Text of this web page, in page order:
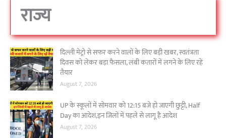
राज्य
दिल्ली मेट्रो से सफर करने वालों के लिए बड़ी खबर, स्वतंत्रता
दिवस को लेकर बड़ा फैसला, लंबी कतारों में लगने के लिए रहें
तैयार
August 7, 2026
UP के स्कूलों में सोमवार को 12:15 बजे हो जाएगी छुट्टी, Half
Day का आदेश,इन जिलों में पहले से लागू है आदेश
August 7, 2026